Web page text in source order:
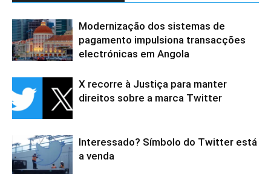
Modernização dos sistemas de
pagamento impulsiona transacções
electrónicas em Angola
X recorre à Justiça para manter
direitos sobre a marca Twitter
Interessado? Símbolo do Twitter está
a venda